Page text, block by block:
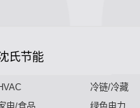
氏节能
冷链/冷藏